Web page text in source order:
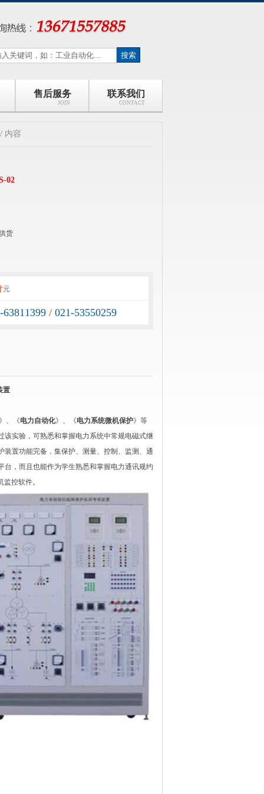
售后服务
JOIN
联系我们
CONTACT
/ 内容
02
货
元
63811399 / 021-53550259
置
》、《电力自动化》、《电力系统微机保护》等
该实验，可熟悉和掌握电力系统中常规电磁式继
置功能完备，集保护、测量、控制、监测、通
，而且也能作为学生熟悉和掌握电力通讯规约
控软件。